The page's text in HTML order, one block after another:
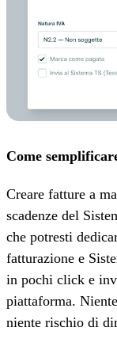
Come
Creare fatture a
scadenze del
che potresti
fatturazione e
in pochi click e
piattaforma.
niente rischio di